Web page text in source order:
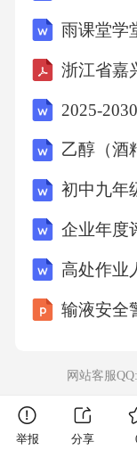
企业年度
高处作业
输液安全
网站客服
举报 分享